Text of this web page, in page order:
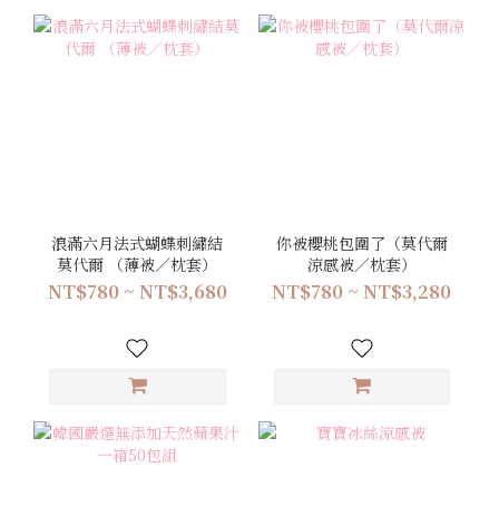
浪滿六月法式蝴蝶刺繡結
莫代爾 （薄被／枕套）
NT$780 ~ NT$3,680
你被櫻桃包圍了（莫代爾
涼感被／枕套）
NT$780 ~ NT$3,280